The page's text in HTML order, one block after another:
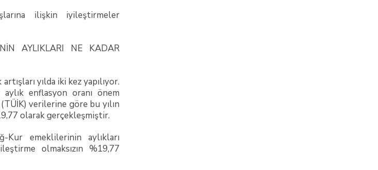
ilişkin iyileştirmeler
AYLIKLARI NE KADAR
yılda iki kez yapılıyor.
enflasyon oranı önem
verilerine göre bu yılın
olarak gerçekleşmiştir.
emeklilerinin aylıkları
olmaksızın %19,77